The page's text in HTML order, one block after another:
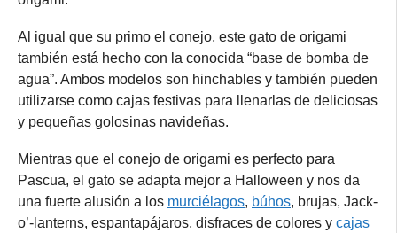
Al igual que su primo el conejo, este gato de origami
también está hecho con la conocida “base de bomba de
agua”. Ambos modelos son hinchables y también pueden
utilizarse como cajas festivas para llenarlas de deliciosas
y pequeñas golosinas navideñas.
Mientras que el conejo de origami es perfecto para
Pascua, el gato se adapta mejor a Halloween y nos da
una fuerte alusión a los murciélagos, búhos, brujas, Jack-
o’-lanterns, espantapájaros, disfraces de colores y cajas